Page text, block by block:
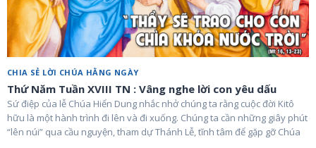
CHIA SẺ LỜI CHÚA HẰNG NGÀY
Thứ Năm Tuần XVIII TN : Vâng nghe lời con yêu dấu
Sứ điệp của lễ Chúa Hiển Dung nhắc nhở chúng ta rằng cuộc đời Kitô
hữu là một hành trình đi lên và đi xuống. Chúng ta cần những giây phút
“lên núi” qua cầu nguyện, tham dự Thánh Lễ, tĩnh tâm để gặp gỡ Chúa